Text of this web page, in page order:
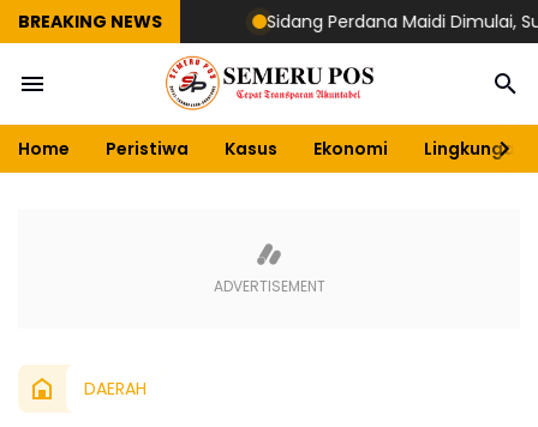
BREAKING NEWS Sidang Perdana Maidi Dimulai,
Home Peristiwa Kasus Ekonomi Lingkungan
DAERAH